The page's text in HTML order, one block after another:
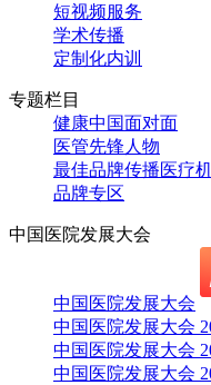
短视频服务
学术传播
定制化内训
专题栏目
健康中国面对面
医管先锋人物
最佳品牌传播医疗
品牌专区
中国医院发展大会
中国医院发展大会
中国医院发展大会
中国医院发展大会
中国医院发展大会